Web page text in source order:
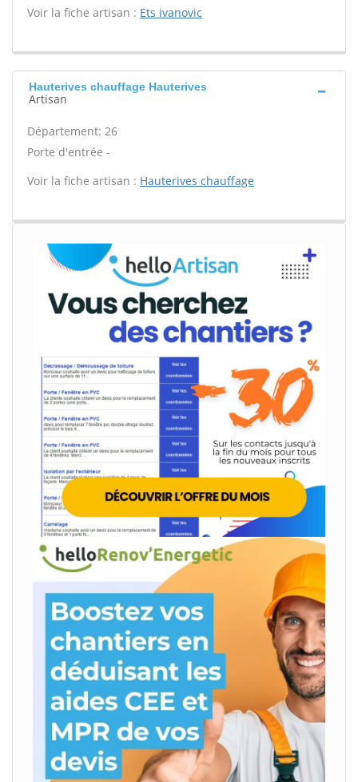
Voir la fiche artisan : Ets ivanovic
Hauterives chauffage Hauterives
Artisan
Département: 26
Porte d'entrée -
Voir la fiche artisan : Hauterives chauffage